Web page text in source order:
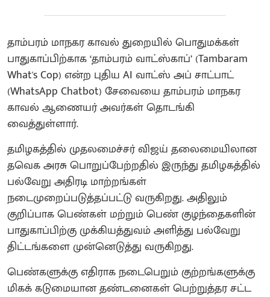
தாம்பரம் மாநகர காவல் துறையில் பொதுமக்கள்
பாதுகாப்பிற்காக ‘தாம்பரம் வாட்ஸ்காப்’ (Tambaram
What's Cop) என்ற புதிய AI வாட்ஸ் அப் சாட்பாட்
(WhatsApp Chatbot) சேவையை தாம்பரம் மாநகர
காவல் ஆணையர் அவர்கள் தொடங்கி
வைத்துள்ளார்.
தமிழகத்தில் முதலமைச்சர் விஜய் தலைமையிலான
தவெக அரசு பொறுப்பேற்றதில் இருந்து தமிழகத்தில்
பல்வேறு அதிரடி மாற்றங்கள்
நடைமுறைப்படுத்தப்பட்டு வருகிறது. அதிலும்
குறிப்பாக பெண்கள் மற்றும் பெண் குழந்தைகளின்
பாதுகாப்பிற்கு முக்கியத்துவம் அளித்து பல்வேறு
திட்டங்களை முன்னெடுத்து வருகிறது.
பெண்களுக்கு எதிராக நடைபெறும் குற்றங்களுக்கு
மிகக் கடுமையான தண்டனைகள் பெற்றுத்தர சட்ட